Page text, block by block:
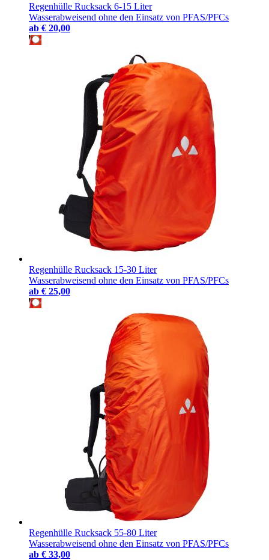
Regenhülle Rucksack 6-15 Liter
Wasserabweisend ohne den Einsatz von PFAS/PFCs
ab € 20,00
Regenhülle Rucksack 15-30 Liter
Wasserabweisend ohne den Einsatz von PFAS/PFCs
ab € 25,00
Regenhülle Rucksack 55-80 Liter
Wasserabweisend ohne den Einsatz von PFAS/PFCs
ab € 33,00